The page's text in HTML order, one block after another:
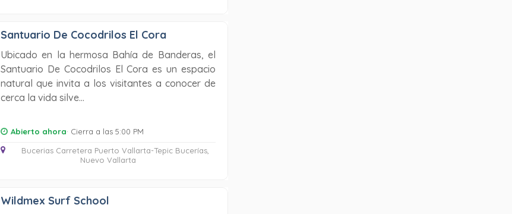
Santuario De Cocodrilos El Cora
Ubicado en la hermosa Bahía de Banderas, el
Santuario De Cocodrilos El Cora es un espacio
natural que invita a los visitantes a conocer de
cerca la vida silve...
Abierto ahora· Cierra a las 5:00 PM
Bucerias Carretera Puerto Vallarta-Tepic Bucerías,
Nuevo Vallarta
Wildmex Surf School